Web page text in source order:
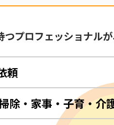
つプロフェッショナル
頼
除・家事・子育・介